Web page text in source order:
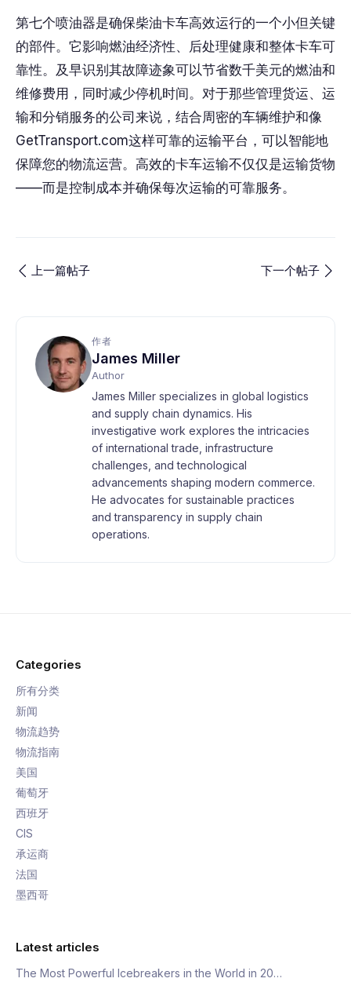
第七个喷油器是确保柴油卡车高效运行的一个小但关键
的部件。它影响燃油经济性、后处理健康和整体卡车可
靠性。及早识别其故障迹象可以节省数千美元的燃油和
维修费用，同时减少停机时间。对于那些管理货运、运
输和分销服务的公司来说，结合周密的车辆维护和像
GetTransport.com这样可靠的运输平台，可以智能地
保障您的物流运营。高效的卡车运输不仅仅是运输货物
——而是控制成本并确保每次运输的可靠服务。
上一篇帖子 下一个帖子
作者
James Miller
Author
James Miller specializes in global logistics
and supply chain dynamics. His
investigative work explores the intricacies
of international trade, infrastructure
challenges, and technological
advancements shaping modern commerce.
He advocates for sustainable practices
and transparency in supply chain
operations.
Categories
所有分类
新闻
物流趋势
物流指南
美国
葡萄牙
西班牙
CIS
承运商
法国
墨西哥
Latest articles
The Most Powerful Icebreakers in the World in 20…